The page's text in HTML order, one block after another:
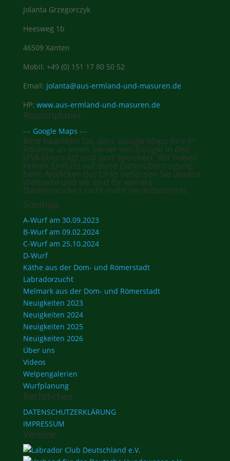
Jolanta Grzegorczyk
Heesweg 1b
46509 Xanten
Mobil: +49 (0) 151 17 80 50 52
Email: jolanta@aus-ermland-und-masuren.de
HP: www.aus-ermland-und-masuren.de
Routenplaner
--- Google Maps ---
Bitte beachten Sie, dass Google Maps Ihre IP-
Adresse an einen Server von Google in den
USA überträgt und dort speichert. Wir haben
keinen Einfluss auf diese Datenübertragung,
beim Anklicken des Links verlassen Sie unsere
Webseite und wir sind für weitere
Datentransfers nicht mehr verantwortlich.
Sitemap
A-Wurf am 30.09.2023
B-Wurf am 09.02.2024
C-Wurf am 25.10.2024
D-Wurf
Käthe aus der Dom- und Römerstadt
Labradorzucht
Melmark aus der Dom- und Römerstadt
Neuigkeiten 2023
Neuigkeiten 2024
Neuigkeiten 2025
Neuigkeiten 2026
Über uns
Videos
Welpengalerien
Wurfplanung
Rechtliches
DATENSCHUTZERKLÄRUNG
IMPRESSUM
Vereine